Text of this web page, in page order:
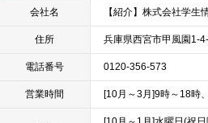
会社名 【紹介】株式会社学生
住所 兵庫県西宮市甲風園1-
電話番号 0120-356-573
営業時間 [10月～3月]9時～18時